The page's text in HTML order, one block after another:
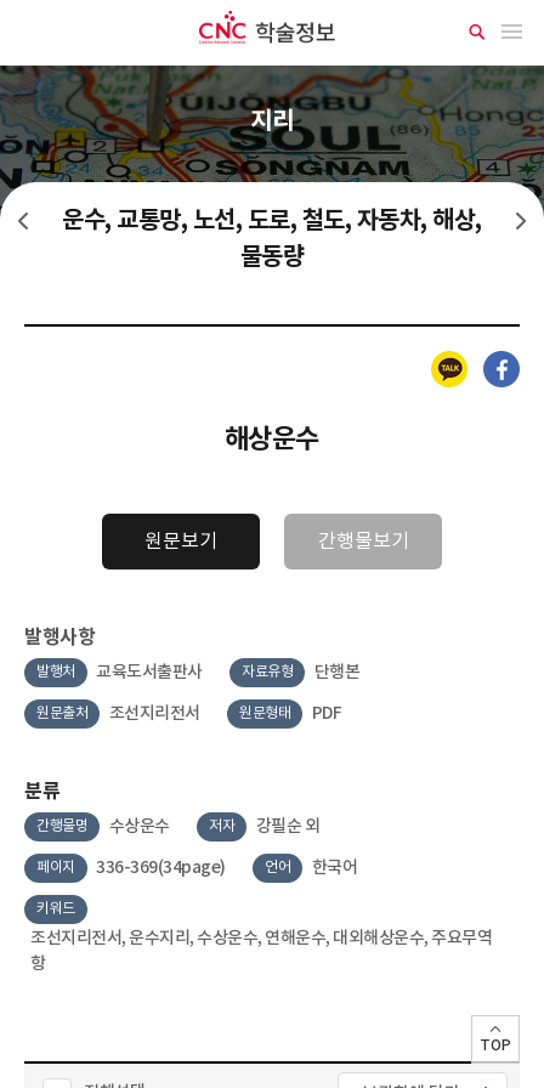
메뉴 열기
상
세
검
지리
운수, 교통망, 노선, 도로, 철도, 자동차, 해상,
물동량
공업 전 지역별 배치, 특성 지역별 자연지리, 면적, 지형, 기후, 생물, 수문, 해양
카카오톡 페이스북
해상운수
원문보기 간행물보기
발행사항
발행처 교육도서출판사 자료유형 단행본
원문출처 조선지리전서 원문형태 PDF
분류
간행물명 수상운수 저자 강필순 외
페이지 336-369(34page) 언어 한국어
키워드
조선지리전서, 운수지리, 수상운수, 연해운수, 대외해상운수, 주요무역
항
TOP